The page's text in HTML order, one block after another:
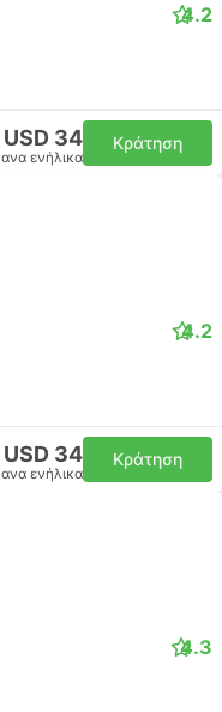
4.2
USD 34
ανα ενήλικα
Κράτηση
4.2
USD 34
ανα ενήλικα
Κράτηση
4.3